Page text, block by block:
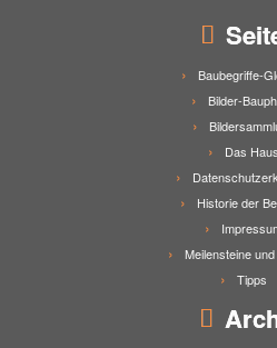
Baubegriffe-
Bilder-
Das Haus
Historie der
Meilensteine
Tipps